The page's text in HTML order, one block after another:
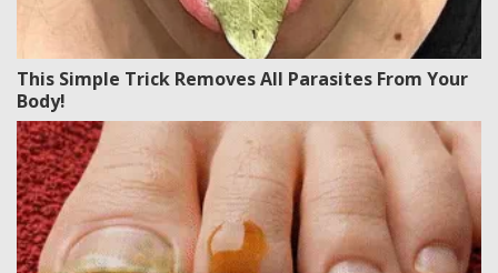
This Simple Trick Removes All Parasites From Your
Body!